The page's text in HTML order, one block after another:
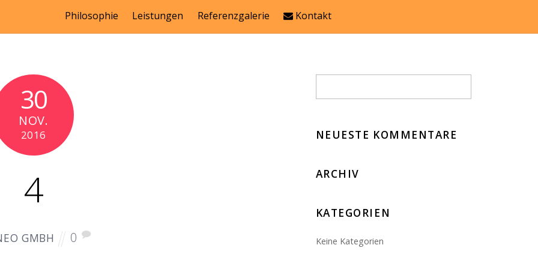
Philosophie Leistungen Referenzgalerie Kontakt
30
NOV.
2016
4
GMBH 0
NEUESTE KOMMENTARE
ARCHIV
KATEGORIEN
Keine Kategorien